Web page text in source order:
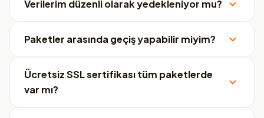
Verilerim düzenli olarak yedekleniyor mu?
Paketler arasında geçiş yapabilir miyim?
Ücretsiz SSL sertifikası tüm paketlerde
var mı?